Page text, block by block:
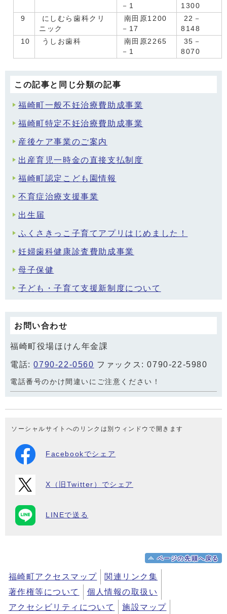
－1
1300
9
にしむら歯科クリ
ニック
南田原1200
－17
22－
8148
10
うしお歯科
南田原2265
－1
35－
8070
この記事と同じ分類の記事
福崎町一般不妊治療費助成事業
福崎町特定不妊治療費助成事業
産後ケア事業のご案内
出産育児一時金の直接支払制度
福崎町認定こども園情報
不育症治療支援事業
出生届
ふくさきっこ子育てアプリはじめました！
妊婦歯科健康診査費助成事業
母子保健
子ども・子育て支援新制度について
お問い合わせ
福崎町役場ほけん年金課
電話:0790-22-0560 ファックス: 0790-22-5980
電話番号のかけ間違いにご注意ください！
ソーシャルサイトへのリンクは別ウィンドウで開きます
Facebookでシェア
X（旧Twitter）でシェア
LINEで送る
ページの先頭へ戻る
福崎町アクセスマップ
関連リンク集
著作権等について
個人情報の取扱い
アクセシビリティについて
施設マップ